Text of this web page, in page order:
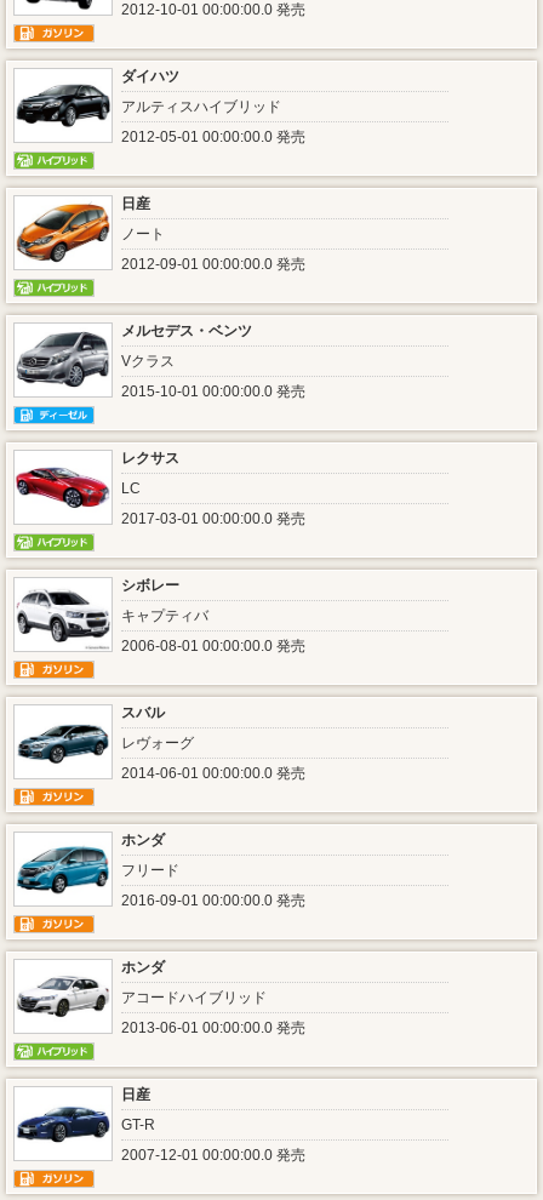
2012-10-01 00:00:00.0 発売
ダイハツ
アルティスハイブリッド
2012-05-01 00:00:00.0 発売
日産
ノート
2012-09-01 00:00:00.0 発売
メルセデス・ベンツ
Vクラス
2015-10-01 00:00:00.0 発売
レクサス
LC
2017-03-01 00:00:00.0 発売
シボレー
キャプティバ
2006-08-01 00:00:00.0 発売
スバル
レヴォーグ
2014-06-01 00:00:00.0 発売
ホンダ
フリード
2016-09-01 00:00:00.0 発売
ホンダ
アコードハイブリッド
2013-06-01 00:00:00.0 発売
日産
GT-R
2007-12-01 00:00:00.0 発売